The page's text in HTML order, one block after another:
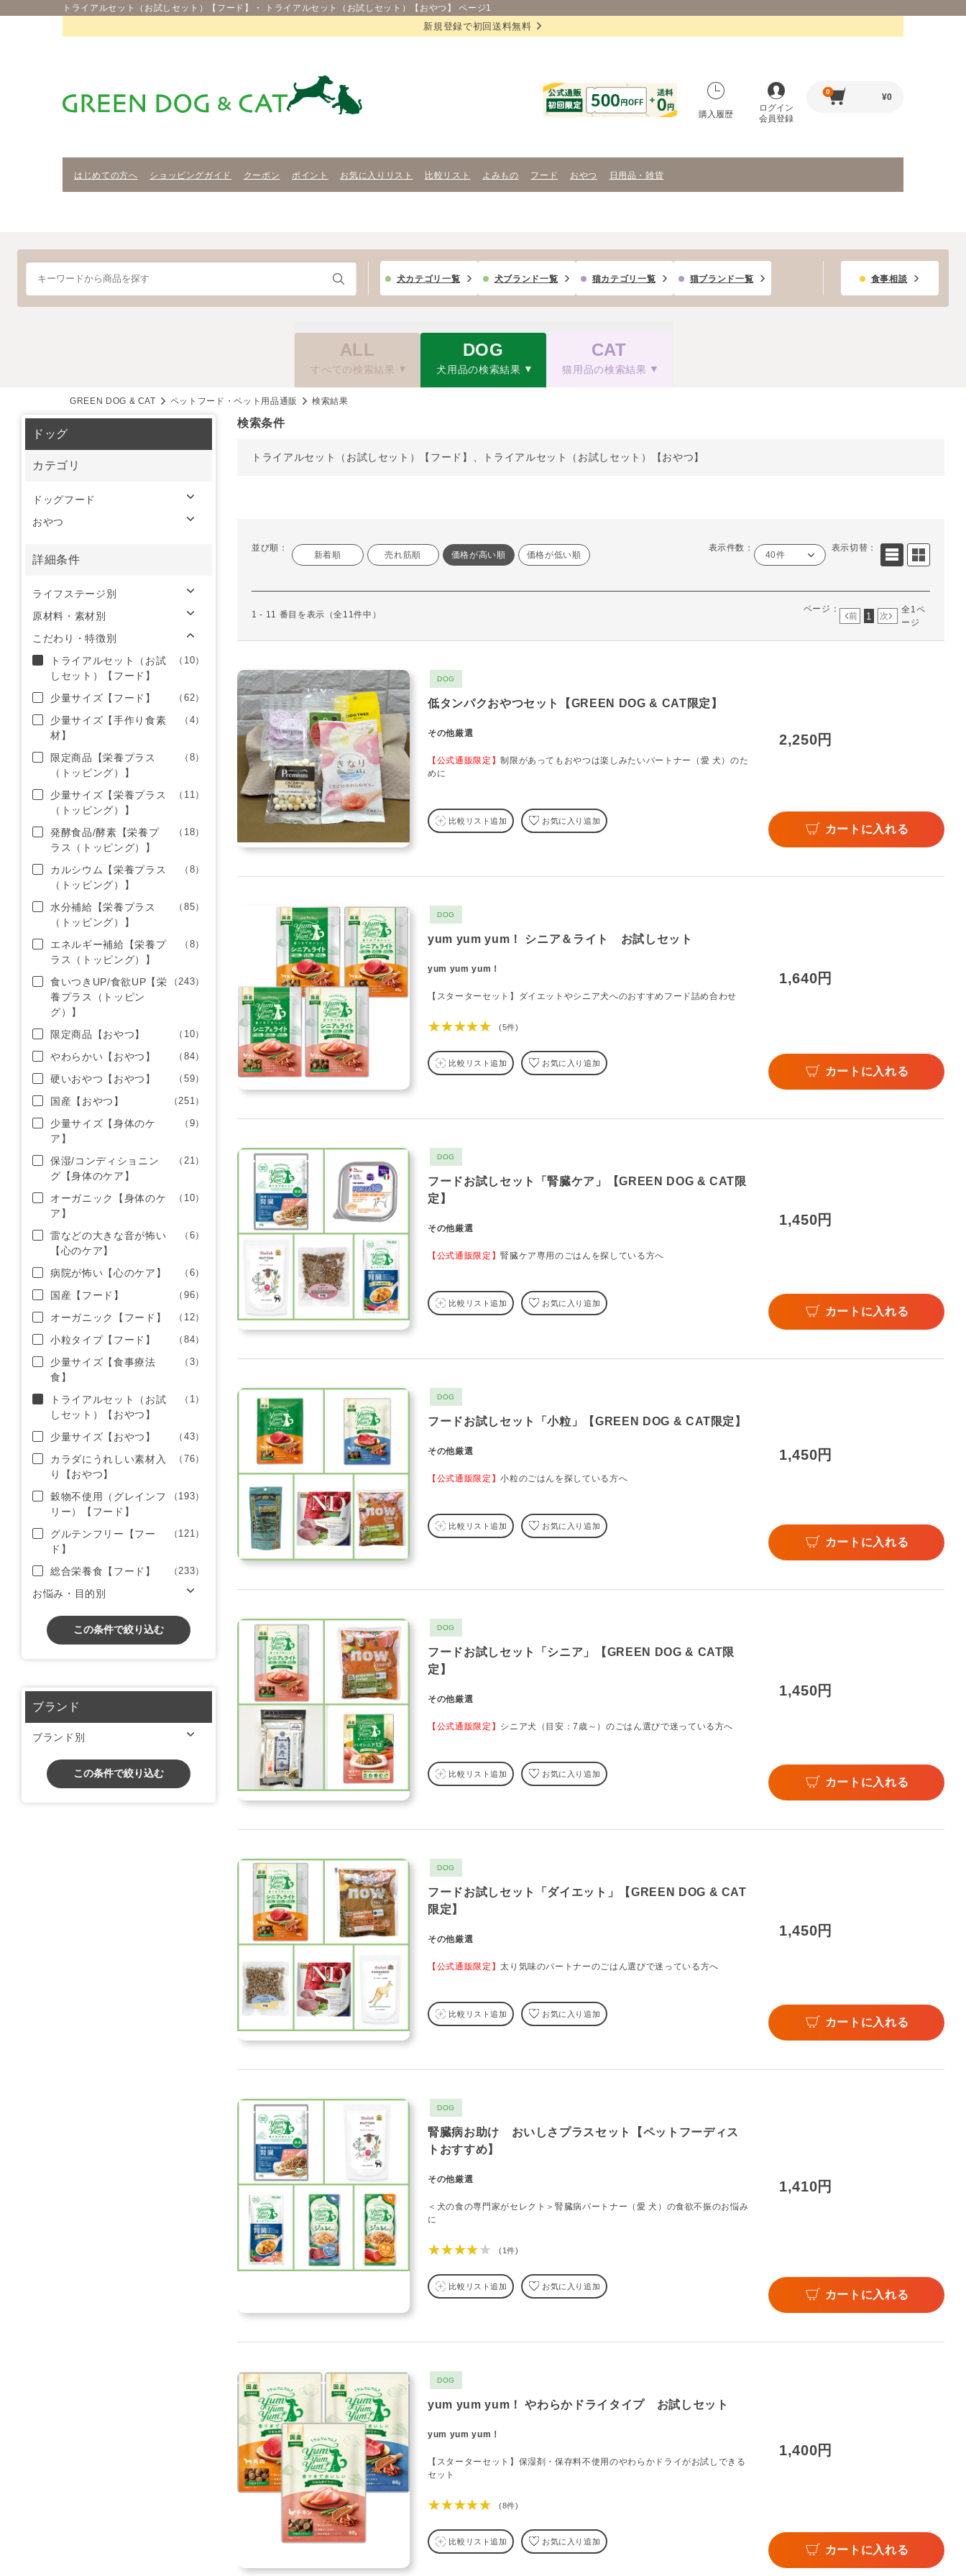
トライアルセット（お試しセット）【フード】・ トライアルセット（お試しセット）【おやつ】 ページ1
新規登録で初回送料無料
購入履歴
ログイン
会員登録
0
¥0
はじめての方へ ショッピングガイド クーポン ポイント お気に入りリスト 比較リスト よみもの フード おやつ 日用品・雑貨
犬カテゴリ一覧 犬ブランド一覧 猫カテゴリ一覧 猫ブランド一覧 食事相談
ALL
すべての検索結果
DOG
犬用品の検索結果
CAT
猫用品の検索結果
GREEN DOG & CAT ペットフード・ペット用品通販 検索結果
検索条件
トライアルセット（お試しセット）【フード】、トライアルセット（お試しセット）【おやつ】
並び順：
新着順 売れ筋順 価格が高い順 価格が低い順
表示件数：
40件
表示切替：
1 - 11 番目を表示（全11件中）
ページ：
前 1 次
全1ペ
ージ
DOG
低タンパクおやつセット【GREEN DOG & CAT限定】
その他厳選
【公式通販限定】制限があってもおやつは楽しみたいパートナー（愛 犬）のた
めに
比較リスト追加 お気に入り追加
2,250円
カートに入れる
DOG
yum yum yum！ シニア＆ライト お試しセット
yum yum yum！
【スターターセット】ダイエットやシニア犬へのおすすめフード詰め合わせ
★★★★★ (5件)
比較リスト追加 お気に入り追加
1,640円
カートに入れる
DOG
フードお試しセット「腎臓ケア」【GREEN DOG & CAT限
定】
その他厳選
【公式通販限定】腎臓ケア専用のごはんを探している方へ
比較リスト追加 お気に入り追加
1,450円
カートに入れる
DOG
フードお試しセット「小粒」【GREEN DOG & CAT限定】
その他厳選
【公式通販限定】小粒のごはんを探している方へ
比較リスト追加 お気に入り追加
1,450円
カートに入れる
DOG
フードお試しセット「シニア」【GREEN DOG & CAT限
定】
その他厳選
【公式通販限定】 シニア犬（目安：7歳～）のごはん選びで迷っている方へ
比較リスト追加 お気に入り追加
1,450円
カートに入れる
DOG
フードお試しセット「ダイエット」【GREEN DOG & CAT
限定】
その他厳選
【公式通販限定】太り気味のパートナーのごはん選びで迷っている方へ
比較リスト追加 お気に入り追加
1,450円
カートに入れる
DOG
腎臓病お助け おいしさプラスセット【ペットフーディス
トおすすめ】
その他厳選
＜犬の食の専門家がセレクト＞腎臓病パートナー（愛 犬）の食欲不振のお悩み
に
★★★★★ (1件)
比較リスト追加 お気に入り追加
1,410円
カートに入れる
DOG
yum yum yum！ やわらかドライタイプ お試しセット
yum yum yum！
【スターターセット】保湿剤・保存料不使用のやわらかドライがお試しできる
セット
★★★★★ (8件)
比較リスト追加 お気に入り追加
1,400円
カートに入れる
ドッグ
カテゴリ
ドッグフード
おやつ
詳細条件
ライフステージ別
原材料・素材別
こだわり・特徴別
トライアルセット（お試
しセット）【フード】
（10）
少量サイズ【フード】 （62）
少量サイズ【手作り食素
材】
（4）
限定商品【栄養プラス
（トッピング）】
（8）
少量サイズ【栄養プラス
（トッピング）】
（11）
発酵食品/酵素【栄養プ
ラス（トッピング）】
（18）
カルシウム【栄養プラス
（トッピング）】
（8）
水分補給【栄養プラス
（トッピング）】
（85）
エネルギー補給【栄養プ
ラス（トッピング）】
（8）
食いつきUP/食欲UP【栄
養プラス（トッピン
グ）】
（243）
限定商品【おやつ】 （10）
やわらかい【おやつ】 （84）
硬いおやつ【おやつ】 （59）
国産【おやつ】 （251）
少量サイズ【身体のケ
ア】
（9）
保湿/コンディショニン
グ【身体のケア】
（21）
オーガニック【身体のケ
ア】
（10）
雷などの大きな音が怖い
【心のケア】
（6）
病院が怖い【心のケア】 （6）
国産【フード】 （96）
オーガニック【フード】 （12）
小粒タイプ【フード】 （84）
少量サイズ【食事療法
食】
（3）
トライアルセット（お試
しセット）【おやつ】
（1）
少量サイズ【おやつ】 （43）
カラダにうれしい素材入
り【おやつ】
（76）
穀物不使用（グレインフ
リー）【フード】
（193）
グルテンフリー【フー
ド】
（121）
総合栄養食【フード】 （233）
お悩み・目的別
この条件で絞り込む
ブランド
ブランド別
この条件で絞り込む